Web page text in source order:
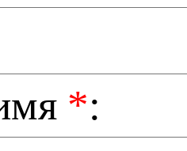
*: